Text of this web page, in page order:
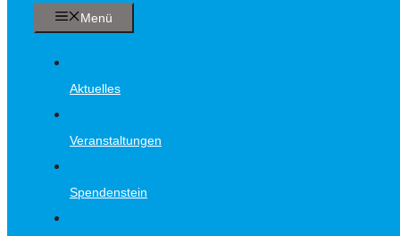
Menü
Aktuelles
Veranstaltungen
Spendenstein